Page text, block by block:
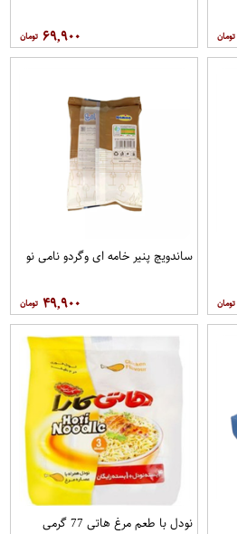
۶۹,۹۰۰
ساندویچ پنیر خامه ای وگردو نامی نو
۴۹,۹۰۰
نودل با طعم مرغ هاتی 77 گرمی